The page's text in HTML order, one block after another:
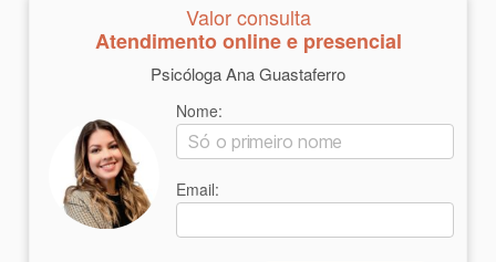
Valor consulta
Atendimento online e presencial
Psicóloga Ana Guastaferro
Nome:
Email: